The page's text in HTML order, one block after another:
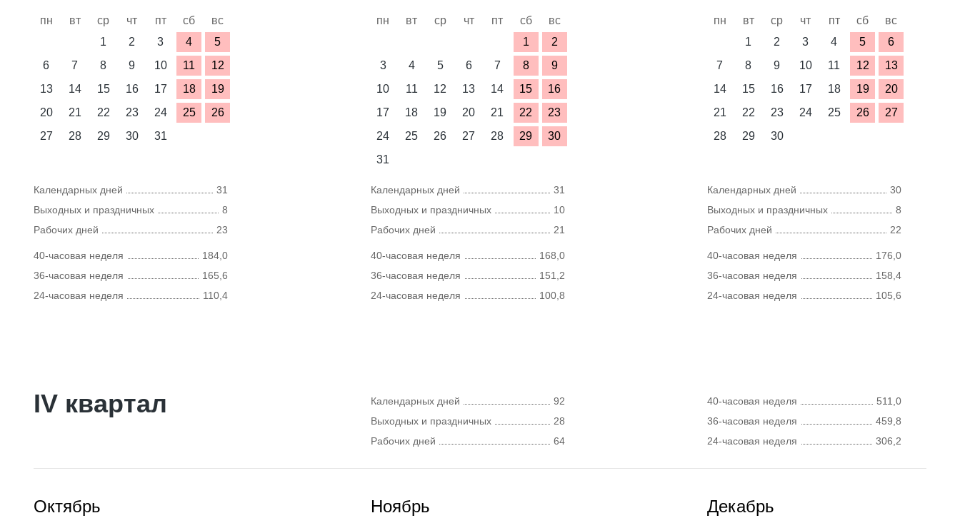
пн вт ср чт пт сб
вс
1
2 3 4
5
6
7 8 9 10 11
12
13
14 15 16 17 18
19
20
21 22 23 24 25
26
27
28 29 30 31
Календарных дней
31
Выходных и праздничных
8
Рабочих дней
23
40-часовая неделя
184,0
36-часовая неделя
165,6
24-часовая неделя
110,4
пн вт ср чт пт сб
вс
1
2
3
4 5 6 7 8
9
10
11 12 13 14 15
16
17
18 19 20 21 22
23
24
25 26 27 28 29
30
31
Календарных дней
31
Выходных и праздничных
10
Рабочих дней
21
40-часовая неделя
168,0
36-часовая неделя
151,2
24-часовая неделя
100,8
пн вт ср чт пт сб
вс
1
2 3 4 5
6
7
8 9 10 11 12
13
14
15 16 17 18 19
20
21
22 23 24 25 26
27
28
29 30
Календарных дней
30
Выходных и праздничных
8
Рабочих дней
22
40-часовая неделя
176,0
36-часовая неделя
158,4
24-часовая неделя
105,6
IV квартал Календарных дней
92
Выходных и праздничных
28
Рабочих дней
64
40-часовая неделя
511,0
36-часовая неделя
459,8
24-часовая неделя
306,2
Октябрь Ноябрь Декабрь